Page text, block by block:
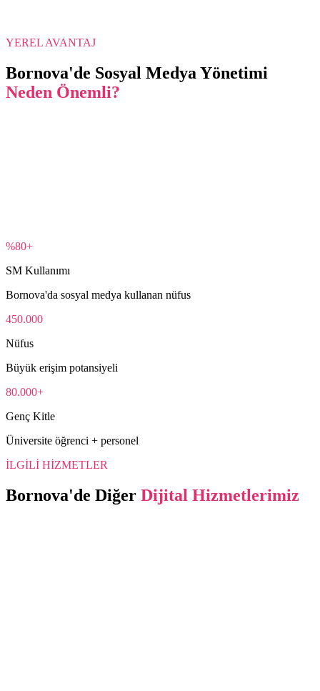
YEREL AVANTAJ
Bornova'de Sosyal Medya Yönetimi
Neden Önemli?
%80+
SM Kullanımı
Bornova'da sosyal medya kullanan nüfus
450.000
Nüfus
Büyük erişim potansiyeli
80.000+
Genç Kitle
Üniversite öğrenci + personel
İLGİLİ HİZMETLER
Bornova'de Diğer Dijital Hizmetlerimiz